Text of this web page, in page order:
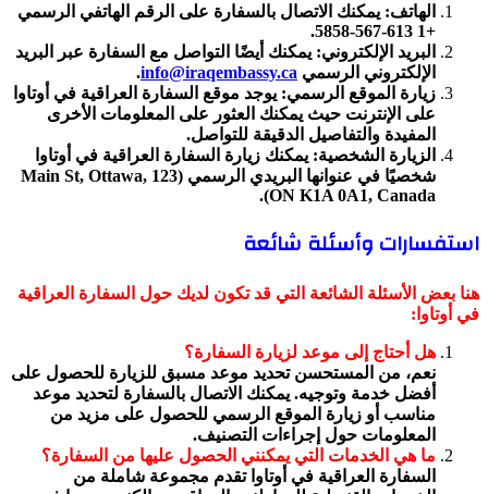
الهاتف: يمكنك الاتصال بالسفارة على الرقم الهاتفي الرسمي
+1 613-567-5858.
البريد الإلكتروني: يمكنك أيضًا التواصل مع السفارة عبر البريد
الإلكتروني الرسمي info@iraqembassy.ca
.
زيارة الموقع الرسمي: يوجد موقع السفارة العراقية في أوتاوا
على الإنترنت حيث يمكنك العثور على المعلومات الأخرى
المفيدة والتفاصيل الدقيقة للتواصل.
الزيارة الشخصية: يمكنك زيارة السفارة العراقية في أوتاوا
شخصيًا في عنوانها البريدي الرسمي (123 Main St, Ottawa,
ON K1A 0A1, Canada).
استفسارات وأسئلة شائعة
هنا بعض الأسئلة الشائعة التي قد تكون لديك حول السفارة العراقية
في أوتاوا:
هل أحتاج إلى موعد لزيارة السفارة؟
نعم، من المستحسن تحديد موعد مسبق للزيارة للحصول على
أفضل خدمة وتوجيه. يمكنك الاتصال بالسفارة لتحديد موعد
مناسب أو زيارة الموقع الرسمي للحصول على مزيد من
المعلومات حول إجراءات التصنيف.
ما هي الخدمات التي يمكنني الحصول عليها من السفارة؟
السفارة العراقية في أوتاوا تقدم مجموعة شاملة من